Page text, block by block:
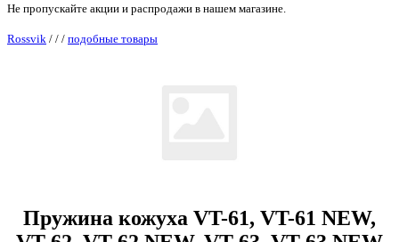
Не пропускайте акции и распродажи в нашем магазине.
Rossvik / / / подобные товары
Пружина кожуха VT-61, VT-61 NEW,